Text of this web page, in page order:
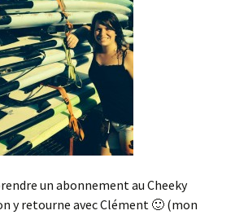
un abonnement au Cheeky
y retourne avec Clément 🙂 (mon